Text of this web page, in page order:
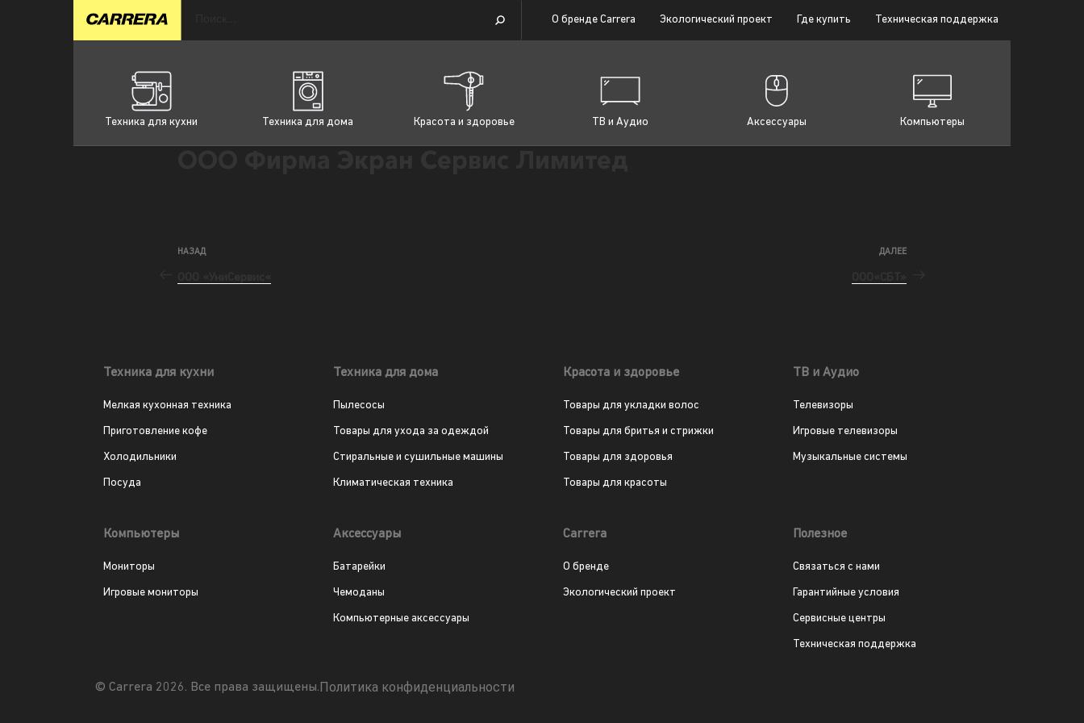
О бренде Carrera Экологический проект Где купить Техническая поддержка
Техника для кухни Техника для дома Красота и здоровье ТВ и Аудио Аксессуары Компьютеры
НАЗАД ДАЛЕЕ
Техника для кухни
Мелкая кухонная техника
Приготовление кофе
Холодильники
Посуда
Техника для дома
Пылесосы
Товары для ухода за одеждой
Стиральные и сушильные машины
Климатическая техника
Красота и здоровье
Товары для укладки волос
Товары для бритья и стрижки
Товары для здоровья
Товары для красоты
ТВ и Аудио
Телевизоры
Игровые телевизоры
Музыкальные системы
Компьютеры
Мониторы
Игровые мониторы
Аксессуары
Батарейки
Чемоданы
Компьютерные аксессуары
Carrera
О бренде
Экологический проект
Полезное
Связаться с нами
Гарантийные условия
Сервисные центры
Техническая поддержка
© Carrera 2026. Все права защищены.Политика конфиденциальности